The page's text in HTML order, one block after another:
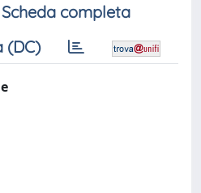
Scheda completa
(DC)